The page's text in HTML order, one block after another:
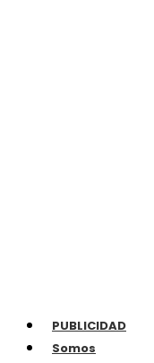
PUBLICIDAD
Somos